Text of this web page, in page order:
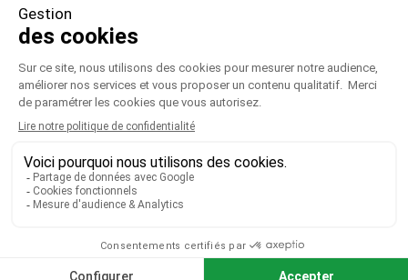
VOTRE COMPTE
CGV|CGU |Mentions légales
Paiement sécurisé
Télécharger notre catalogue